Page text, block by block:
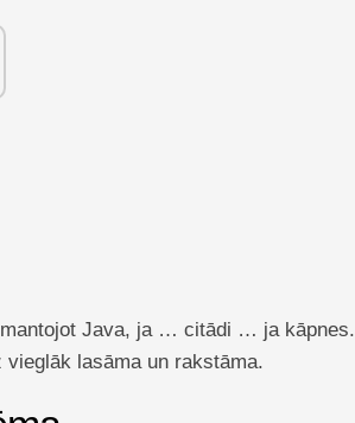
Java, ja … citādi … ja kāpnes.
lasāma un rakstāma.